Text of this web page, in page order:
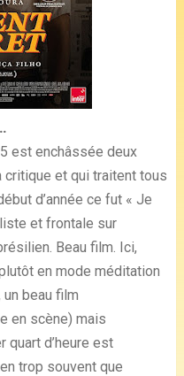
est enchâssée deux
et qui traitent tous
d’année ce fut « Je
et frontale sur
Beau film. Ici,
en mode méditation
un beau film
en scène) mais
quart d’heure est
trop souvent que